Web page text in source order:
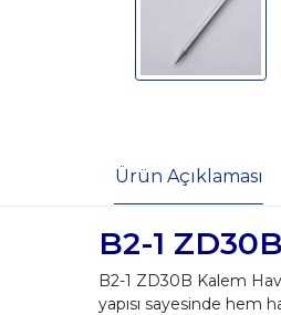
Ürün Açıklaması
B2-1
B2-1 ZD30B Kalem
yapısı sayesinde hem